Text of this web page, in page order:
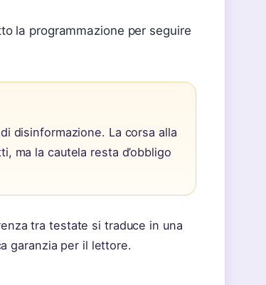
la programmazione per seguire
disinformazione. La corsa alla
ma la cautela resta d’obbligo
tra testate si traduce in una
garanzia per il lettore.